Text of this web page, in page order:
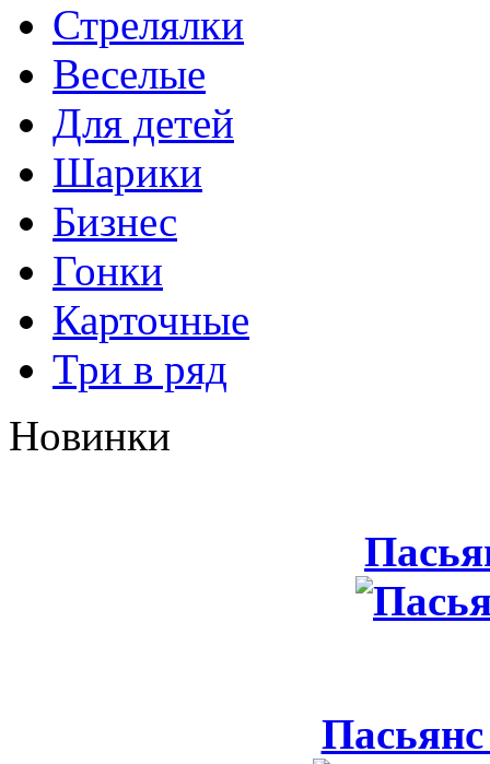
Стрелялки
Веселые
Для детей
Шарики
Бизнес
Гонки
Карточные
Три в ряд
Новинки